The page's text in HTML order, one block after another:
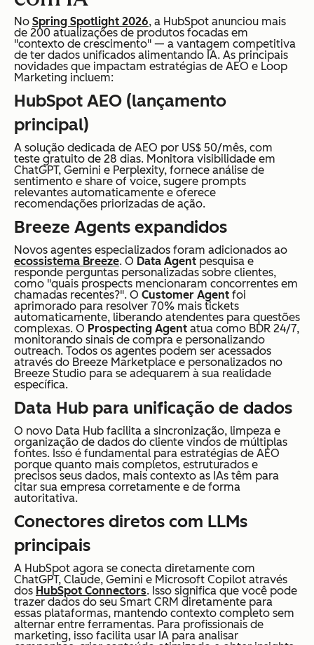
No Spring Spotlight 2026, a HubSpot anunciou mais
de 200 atualizações de produtos focadas em
"contexto de crescimento" — a vantagem competitiva
de ter dados unificados alimentando IA. As principais
novidades que impactam estratégias de AEO e Loop
Marketing incluem:
HubSpot AEO (lançamento
principal)
A solução dedicada de AEO por US$ 50/mês, com
teste gratuito de 28 dias. Monitora visibilidade em
ChatGPT, Gemini e Perplexity, fornece análise de
sentimento e share of voice, sugere prompts
relevantes automaticamente e oferece
recomendações priorizadas de ação.
Breeze Agents expandidos
Novos agentes especializados foram adicionados ao
ecossistema Breeze. O Data Agent pesquisa e
responde perguntas personalizadas sobre clientes,
como "quais prospects mencionaram concorrentes em
chamadas recentes?". O Customer Agent foi
aprimorado para resolver 70% mais tickets
automaticamente, liberando atendentes para questões
complexas. O Prospecting Agent atua como BDR 24/7,
monitorando sinais de compra e personalizando
outreach. Todos os agentes podem ser acessados
através do Breeze Marketplace e personalizados no
Breeze Studio para se adequarem à sua realidade
específica.
Data Hub para unificação de dados
O novo Data Hub facilita a sincronização, limpeza e
organização de dados do cliente vindos de múltiplas
fontes. Isso é fundamental para estratégias de AEO
porque quanto mais completos, estruturados e
precisos seus dados, mais contexto as IAs têm para
citar sua empresa corretamente e de forma
autoritativa.
Conectores diretos com LLMs
principais
A HubSpot agora se conecta diretamente com
ChatGPT, Claude, Gemini e Microsoft Copilot através
dos HubSpot Connectors. Isso significa que você pode
trazer dados do seu Smart CRM diretamente para
essas plataformas, mantendo contexto completo sem
alternar entre ferramentas. Para profissionais de
marketing, isso facilita usar IA para analisar